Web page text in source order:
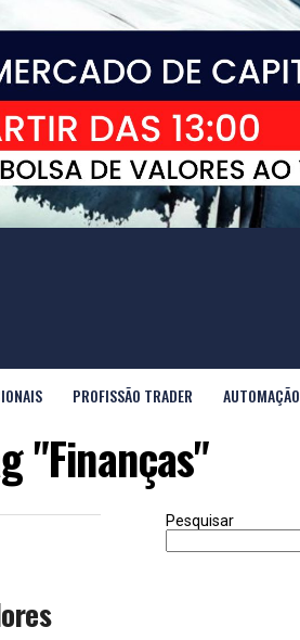
PROFISSÃO TRADER AUTOMAÇÃO
"Finanças"
Pesquisar